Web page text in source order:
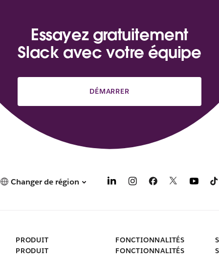
Essayez gratuitement
Slack avec votre équipe
DÉMARRER
Changer de région
PRODUIT
PRODUIT
FONCTIONNALITÉS
FONCTIONNALITÉS